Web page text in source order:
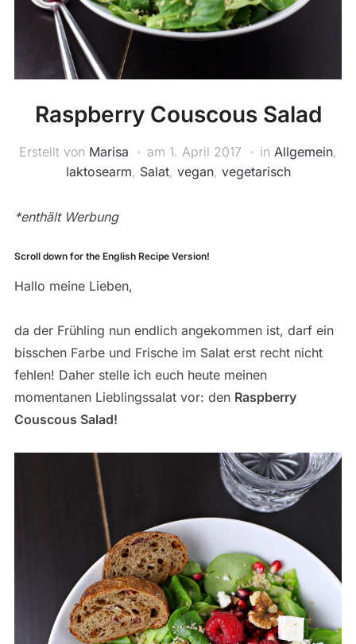
Raspberry Couscous Salad
Erstellt von Marisa am 1. April 2017 in Allgemein,
laktosearm, Salat, vegan, vegetarisch
*enthält Werbung
Scroll down for the English Recipe Version!
Hallo meine Lieben,
da der Frühling nun endlich angekommen ist, darf ein
bisschen Farbe und Frische im Salat erst recht nicht
fehlen! Daher stelle ich euch heute meinen
momentanen Lieblingssalat vor: den Raspberry
Couscous Salad!